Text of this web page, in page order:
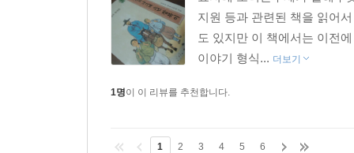
지원 등과 관련된 책을 읽어
도 있지만 이 책에서는 이전
이야기 형식... 더보기
1명이 이 리뷰를 추천합니다.
1 2 3 4 5 6